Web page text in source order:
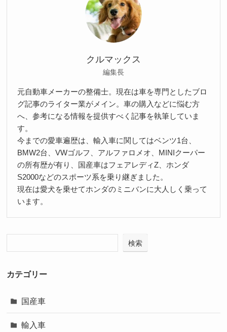
クルマックス
編集長
元自動車メーカーの整備士。現在は車を専門としたブロ
グ記事のライター業がメイン。車の購入などに悩む方
へ、参考になる情報を提供すべく記事を執筆していま
す。
今までの愛車遍歴は、輸入車に関してはベンツ1台、
BMW2台、VWゴルフ、アルファロメオ、MINIクーパー
の所有歴が有り、国産車はフェアレディZ、ホンダ
S2000などのスポーツ系を乗り継ぎました。
現在は愛犬を乗せてホンダのミニバンに大人しく乗って
います。
検索
カテゴリー
国産車
輸入車